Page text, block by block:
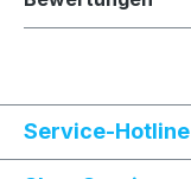
Service-Hotline